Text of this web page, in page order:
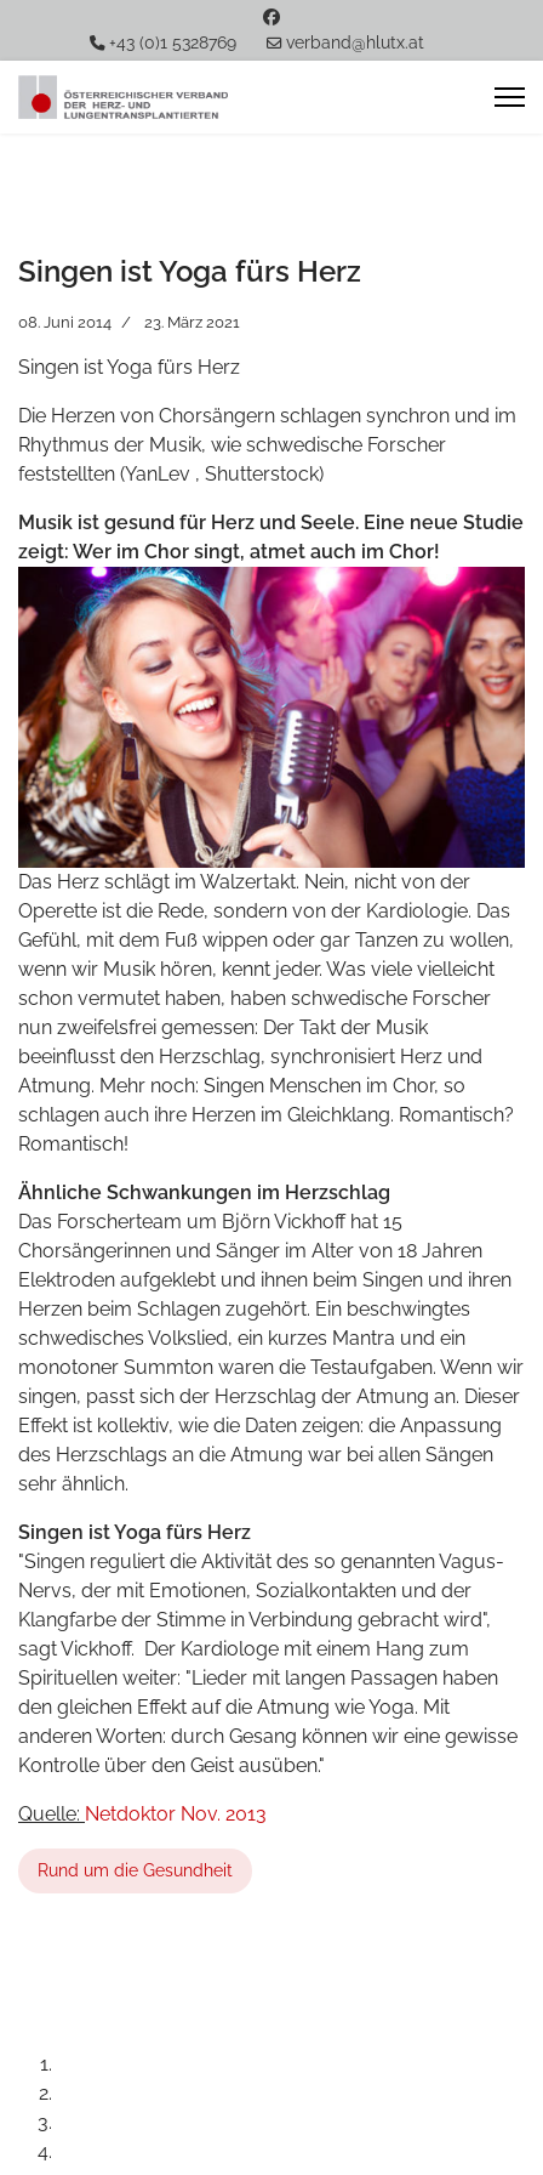
+43 (0)1 5328769 verband@hlutx.at
Singen ist Yoga fürs Herz
08. Juni 2014 23. März 2021
Singen ist Yoga fürs Herz
Die Herzen von Chorsängern schlagen synchron und im
Rhythmus der Musik, wie schwedische Forscher
feststellten (YanLev , Shutterstock)
Musik ist gesund für Herz und Seele. Eine neue Studie
zeigt: Wer im Chor singt, atmet auch im Chor!
Das Herz schlägt im Walzertakt. Nein, nicht von der
Operette ist die Rede, sondern von der Kardiologie. Das
Gefühl, mit dem Fuß wippen oder gar Tanzen zu wollen,
wenn wir Musik hören, kennt jeder. Was viele vielleicht
schon vermutet haben, haben schwedische Forscher
nun zweifelsfrei gemessen: Der Takt der Musik
beeinflusst den Herzschlag, synchronisiert Herz und
Atmung. Mehr noch: Singen Menschen im Chor, so
schlagen auch ihre Herzen im Gleichklang. Romantisch?
Romantisch!
Ähnliche Schwankungen im Herzschlag
Das Forscherteam um BjörnVickhoffhat 15
Chorsängerinnen und Sänger im Alter von 18 Jahren
Elektroden aufgeklebt und ihnen beim Singen und ihren
Herzen beim Schlagen zugehört. Ein beschwingtes
schwedisches Volkslied, ein kurzes Mantra und ein
monotoner Summton waren die Testaufgaben. Wenn wir
singen, passt sich der Herzschlag der Atmung an. Dieser
Effekt ist kollektiv, wie die Daten zeigen: die Anpassung
des Herzschlags an die Atmung war bei allen Sängen
sehr ähnlich.
Singen ist Yoga fürs Herz
"Singen reguliert die Aktivität des so genannten Vagus-
Nervs, der mit Emotionen, Sozialkontakten und der
Klangfarbe der Stimme in Verbindung gebracht wird",
sagtVickhoff. Der Kardiologe mit einem Hang zum
Spirituellen weiter: "Lieder mit langen Passagen haben
den gleichen Effekt auf die Atmung wie Yoga. Mit
anderen Worten: durch Gesang können wir eine gewisse
Kontrolle über den Geist ausüben."
Quelle: Netdoktor Nov. 2013
Rund um die Gesundheit